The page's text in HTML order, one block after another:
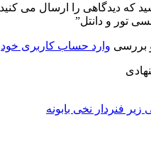
که دیدگاهی را ارسال می
تور و دانتل”
بررسی وارد حساب کاربری خود